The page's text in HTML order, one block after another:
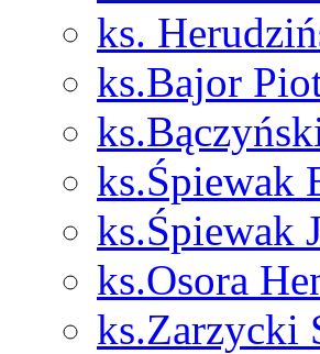
ks.
ks.Bajor
ks.Śpiewak
ks.Śpiewak
ks.Osora
ks.Zarzycki